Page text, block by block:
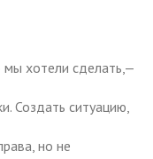
хотели сделать,—
Создать ситуацию,
но не